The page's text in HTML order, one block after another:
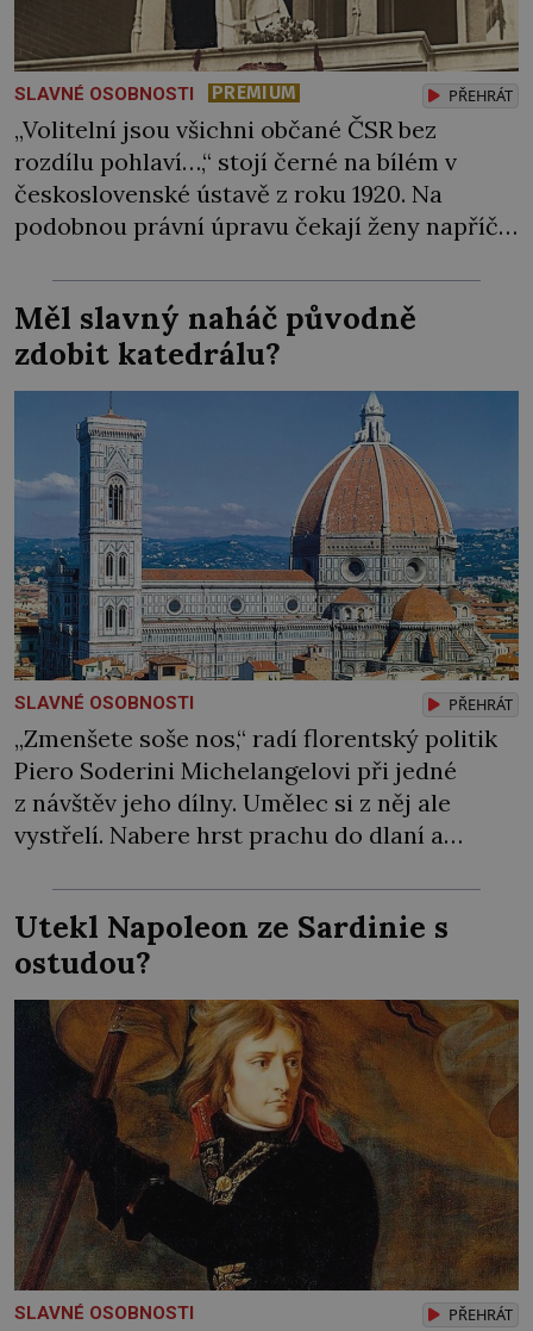
SLAVNÉ OSOBNOSTI PREMIUM PŘEHRÁT
„Volitelní jsou všichni občané ČSR bez
rozdílu pohlaví…,“ stojí černé na bílém v
československé ústavě z roku 1920. Na
podobnou právní úpravu čekají ženy napříč
bojují… Politikaření bylo po dlouhá staletí
výsadou mužů. Samozřejmě, že se v průběhu
dějin čas od času objevila nějaká velká
panovnice, ale daly […]
Měl slavný naháč původně
zdobit katedrálu?
SLAVNÉ OSOBNOSTI PŘEHRÁT
„Zmenšete soše nos,“ radí florentský politik
Piero Soderini Michelangelovi při jedné
z návštěv jeho dílny. Umělec si z něj ale
vystřelí. Nabere hrst prachu do dlaní a
kus nosu odsekl. Přitom se svého díla ve
skutečnosti ani nedotkne. Mluvit do práce si
nenechá – od nikoho! Hrdí Florenťané touží
[…]
Utekl Napoleon ze Sardinie s
ostudou?
SLAVNÉ OSOBNOSTI PŘEHRÁT